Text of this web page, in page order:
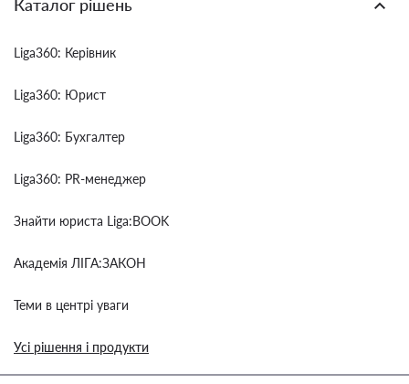
Каталог рішень
Liga360: Керівник
Liga360: Юрист
Liga360: Бухгалтер
Liga360: PR-менеджер
Знайти юриста Liga:BOOK
Академія ЛІГА:ЗАКОН
Теми в центрі уваги
Усі рішення і продукти